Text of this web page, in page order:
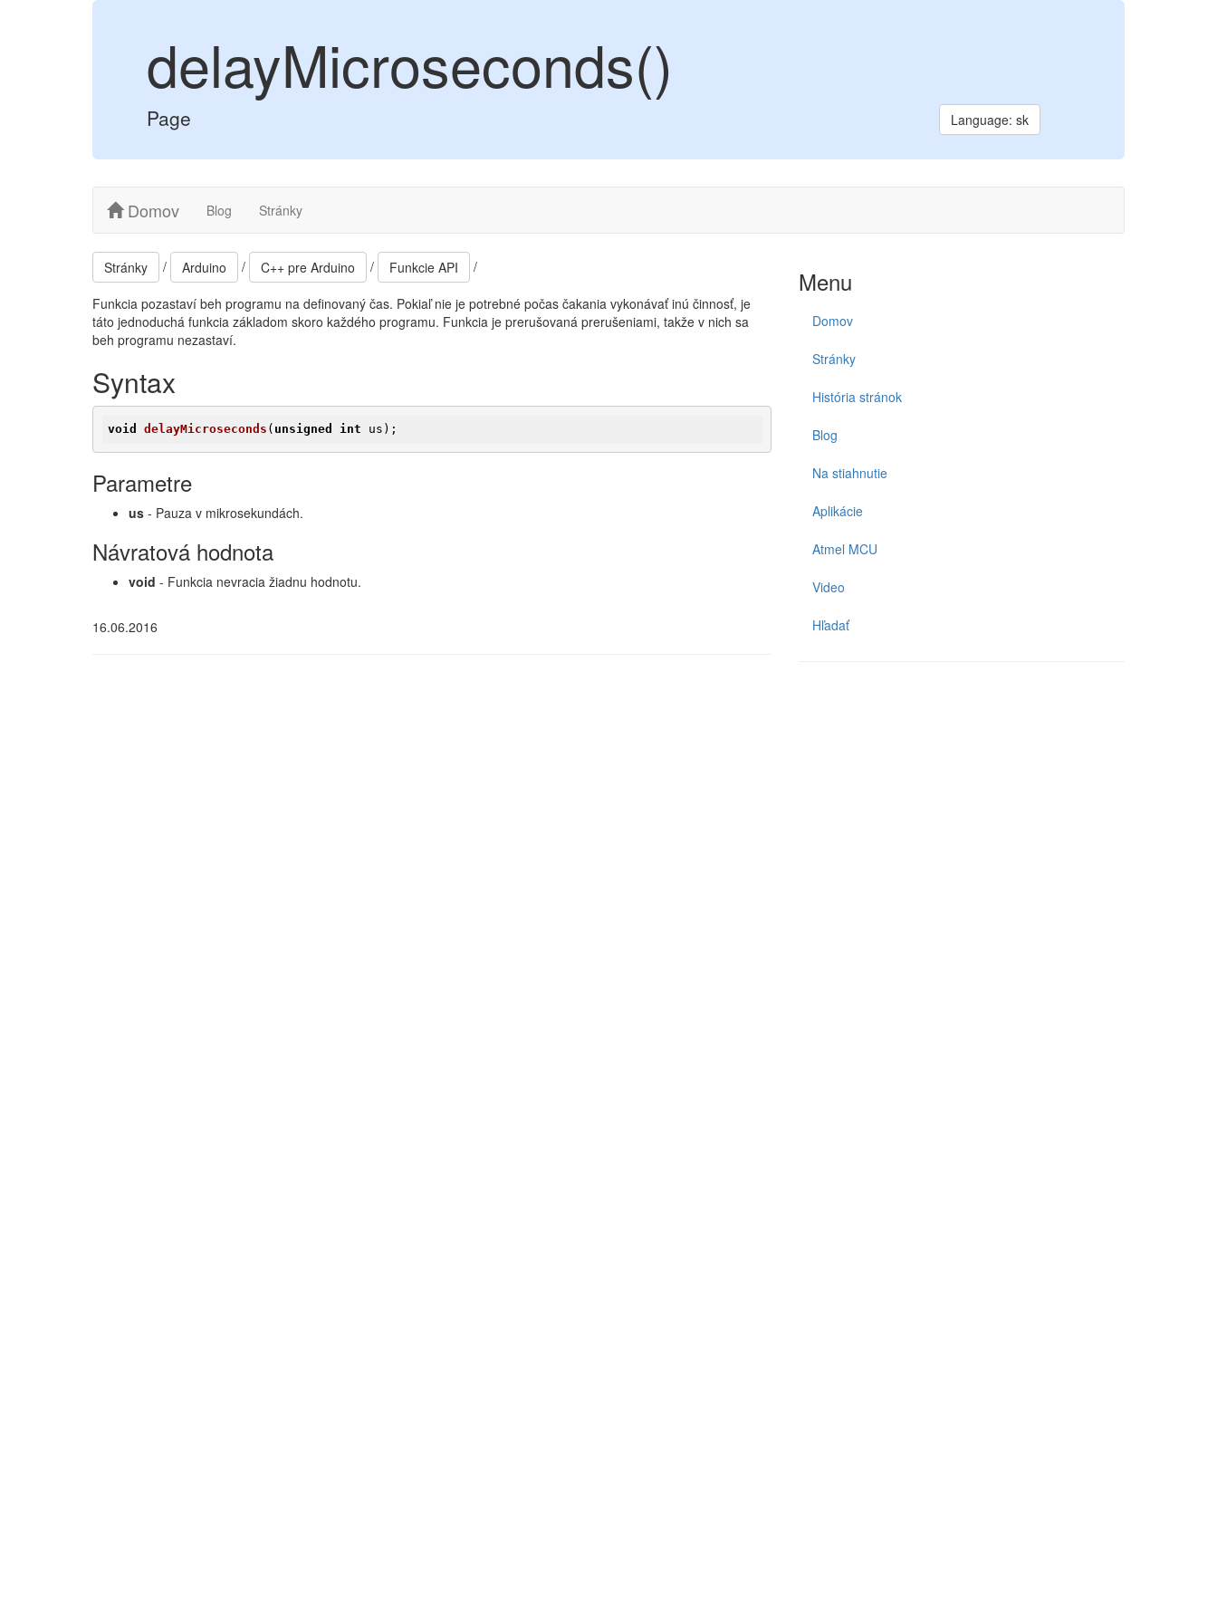
delayMicroseconds()
Page Language: sk
Domov Blog Stránky
Stránky / Arduino / C++ pre Arduino / Funkcie API /
Funkcia pozastaví beh programu na definovaný čas. Pokiaľ nie je potrebné počas čakania vykonávať inú činnosť, je
táto jednoduchá funkcia základom skoro každého programu. Funkcia je prerušovaná prerušeniami, takže v nich sa
beh programu nezastaví.
Syntax
void delayMicroseconds ( unsigned int us) ;
Parametre
us - Pauza v mikrosekundách.
Návratová hodnota
void - Funkcia nevracia žiadnu hodnotu.
16.06.2016
Menu
Domov
Stránky
História stránok
Blog
Na stiahnutie
Aplikácie
Atmel MCU
Video
Hľadať